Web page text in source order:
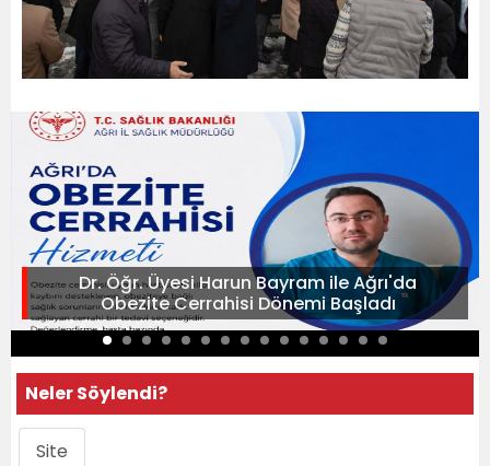
Dr. Öğr. Üyesi Harun Bayram ile Ağrı'da
Obezite Cerrahisi Dönemi Başladı
Neler Söylendi?
Site